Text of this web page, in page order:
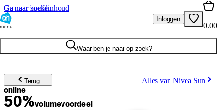
Ga naar hoofdinhoud
Ga naar zoeken
menu
Inloggen
0.00
Waar ben je naar op zoek?
Terug Alles van Nivea Sun
online
50%volumevoordeel